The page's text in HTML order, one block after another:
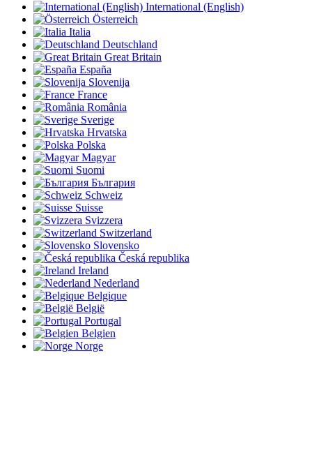
International (English)
Österreich
Italia
Deutschland
Great Britain
España
Slovenija
France
România
Sverige
Hrvatska
Polska
Magyar
Suomi
България
Schweiz
Suisse
Svizzera
Switzerland
Slovensko
Česká republika
Ireland
Nederland
Belgique
België
Portugal
Belgien
Norge